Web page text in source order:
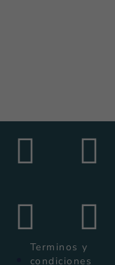
Terminos y
condiciones